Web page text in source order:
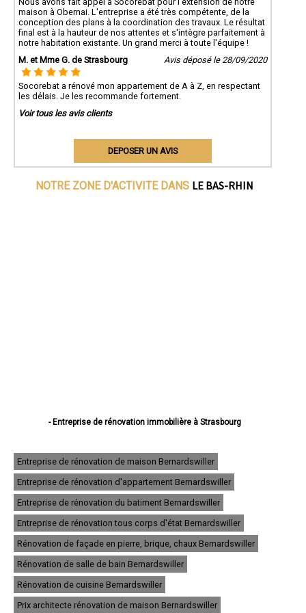
maison à Obernai. L'entreprise a été très compétente, de la
conception des plans à la coordination des travaux. Le résultat
final est à la hauteur de nos attentes et s'intègre parfaitement à
notre habitation existante. Un grand merci à toute l'équipe !
M. et Mme G. de Strasbourg
Avis déposé le 28/09/2020
Socorebat a rénové mon appartement de A à Z, en respectant
les délais. Je les recommande fortement.
Voir tous les avis clients
DEPOSER UN AVIS
NOTRE ZONE D'ACTIVITE DANS LE BAS-RHIN
- Entreprise de rénovation immobilière à Strasbourg
- Entreprise de rénovation immobilière à Illkirch-Graffenstaden
- Entreprise de rénovation immobilière à Sélestat
- Entreprise de rénovation immobilière à Bischheim
- Entreprise de rénovation immobilière à Lingolsheim
- Entreprise de rénovation immobilière à Bischwiller
- Entreprise de rénovation immobilière à Saverne
- Entreprise de rénovation immobilière à Obernai
- Entreprise de rénovation immobilière à Ostwald
- Entreprise de rénovation immobilière à Hœnheim
- Entreprise de rénovation immobilière à Erstein
- Entreprise de rénovation immobilière à Brumath
- Entreprise de rénovation immobilière à Molsheim
- Entreprise de rénovation immobilière à Wissembourg
Entreprise de rénovation de maison Bernardswiller
Entreprise de rénovation d'appartement Bernardswiller
Entreprise de rénovation du batiment Bernardswiller
Entreprise de rénovation tous corps d'état Bernardswiller
Rénovation de façade en pierre, brique, chaux Bernardswiller
Rénovation de salle de bain Bernardswiller
Rénovation de cuisine Bernardswiller
Prix architecte rénovation de maison Bernardswiller